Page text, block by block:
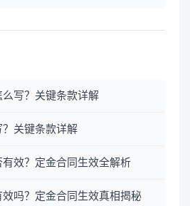
写？关键条款详解
关键条款详解
效？定金合同生效全解析
吗？定金合同生效真相揭秘